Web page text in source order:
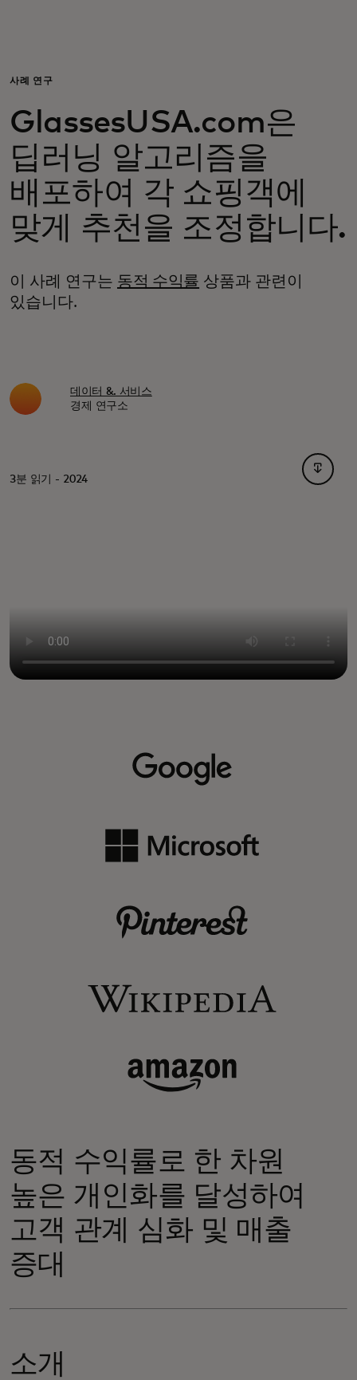
비즈니스 고객
모두를 위한 가치
이노베이터
뉴스 & 인사이트
사례 연구
GlassesUSA.com은
딥러닝 알고리즘을
배포하여 각 쇼핑객에
맞게 추천을 조정합니다.
이 사례 연구는 동적 수익률 상품과 관련이
있습니다.
데이터 &. 서비스
경제 연구소
3분 읽기 - 2024
새 탭에
동적 수익률로 한 차원
높은 개인화를 달성하여
고객 관계 심화 및 매출
증대
소개